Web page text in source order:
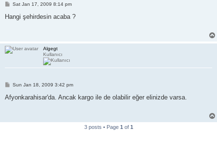
P
s
Sat Jan 17, 2009 8:14 pm
Hangi şehirdesin acaba ?
Algegt
Kullanıcı
P
s
t
Sun Jan 18, 2009 3:42 pm
Afyonkarahisar'da. Ancak kargo ile de olabilir eğer elinizde varsa.
3 posts • Page 1 of 1